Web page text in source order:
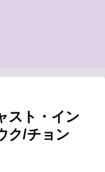
スト・イン
ク/チョン